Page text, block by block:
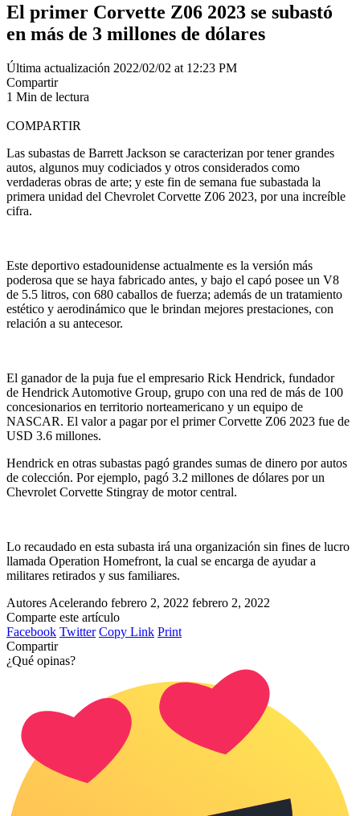
El primer Corvette Z06 2023 se subastó
en más de 3 millones de dólares
Última actualización 2022/02/02 at 12:23 PM
Compartir
1 Min de lectura
COMPARTIR
Las subastas de Barrett Jackson se caracterizan por tener grandes
autos, algunos muy codiciados y otros considerados como
verdaderas obras de arte; y este fin de semana fue subastada la
primera unidad del Chevrolet Corvette Z06 2023, por una increíble
cifra.
Este deportivo estadounidense actualmente es la versión más
poderosa que se haya fabricado antes, y bajo el capó posee un V8
de 5.5 litros, con 680 caballos de fuerza; además de un tratamiento
estético y aerodinámico que le brindan mejores prestaciones, con
relación a su antecesor.
El ganador de la puja fue el empresario Rick Hendrick, fundador
de Hendrick Automotive Group, grupo con una red de más de 100
concesionarios en territorio norteamericano y un equipo de
NASCAR. El valor a pagar por el primer Corvette Z06 2023 fue de
USD 3.6 millones.
Hendrick en otras subastas pagó grandes sumas de dinero por autos
de colección. Por ejemplo, pagó 3.2 millones de dólares por un
Chevrolet Corvette Stingray de motor central.
Lo recaudado en esta subasta irá una organización sin fines de lucro
llamada Operation Homefront, la cual se encarga de ayudar a
militares retirados y sus familiares.
Autores Acelerando febrero 2, 2022 febrero 2, 2022
Comparte este artículo
Facebook Twitter Copy Link Print
Compartir
¿Qué opinas?